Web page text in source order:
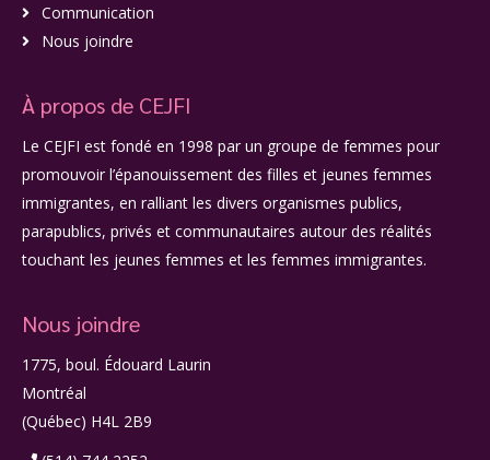
Communication
Nous joindre
À propos de CEJFI
Le CEJFI est fondé en 1998 par un groupe de femmes pour
promouvoir l’épanouissement des filles et jeunes femmes
immigrantes, en ralliant les divers organismes publics,
parapublics, privés et communautaires autour des réalités
touchant les jeunes femmes et les femmes immigrantes.
Nous joindre
1775, boul. Édouard Laurin
Montréal
(Québec) H4L 2B9